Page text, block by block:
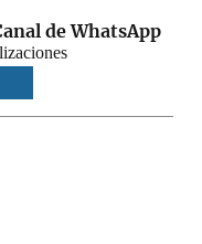
de WhatsApp